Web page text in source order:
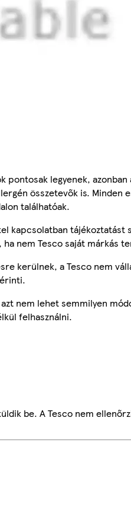
legyenek,
összetevők is.
találhatóak.
kapcsolatban
nem Tesco saját márkás
kerülnek, a Tesco nem
nem lehet semmilyen
felhasználni.
be. A Tesco nem